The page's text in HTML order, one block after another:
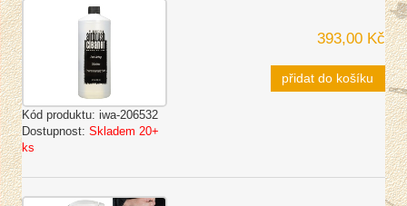
Kód produktu: iwa-206532
Dostupnost: Skladem 20+
ks
393,00 Kč
přidat do košíku